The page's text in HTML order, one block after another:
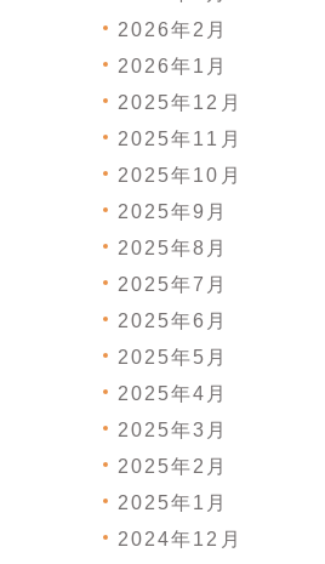
2026年2月
2026年1月
2025年12月
2025年11月
2025年10月
2025年9月
2025年8月
2025年7月
2025年6月
2025年5月
2025年4月
2025年3月
2025年2月
2025年1月
2024年12月